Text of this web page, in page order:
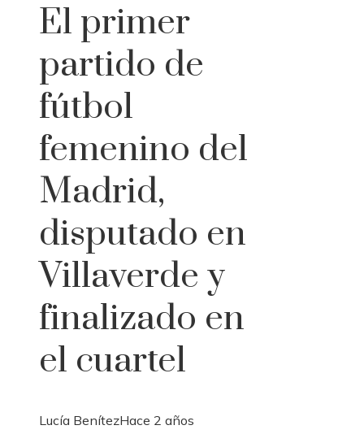
El primer
partido de
fútbol
femenino del
Madrid,
disputado en
Villaverde y
finalizado en
el cuartel
Lucía BenítezHace 2 años